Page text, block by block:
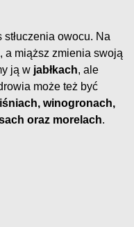
owocu. Na
a miąższ zmienia swoją
ją w jabłkach, ale
może też być
winogronach,
oraz morelach.